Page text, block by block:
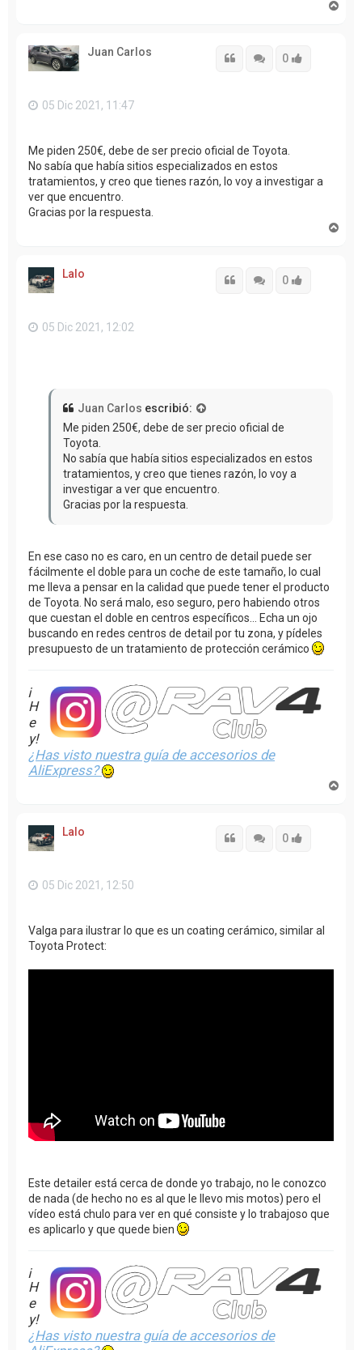
Juan Carlos Citar 0
Citar
05 Dic 2021, 11:47
Me piden 250€, debe de ser precio oficial de Toyota.
No sabía que había sitios especializados en estos
tratamientos, y creo que tienes razón, lo voy a investigar a
ver que encuentro.
Gracias por la respuesta.
Lalo Citar 0
Citar
05 Dic 2021, 12:02
Juan Carlos escribió:
Me piden 250€, debe de ser precio oficial de
Toyota.
No sabía que había sitios especializados en estos
tratamientos, y creo que tienes razón, lo voy a
investigar a ver que encuentro.
Gracias por la respuesta.
En ese caso no es caro, en un centro de detail puede ser
fácilmente el doble para un coche de este tamaño, lo cual
me lleva a pensar en la calidad que puede tener el producto
de Toyota. No será malo, eso seguro, pero habiendo otros
que cuestan el doble en centros específicos... Echa un ojo
buscando en redes centros de detail por tu zona, y pídeles
presupuesto de un tratamiento de protección cerámico
¡
H
e
y!
¿Has visto nuestra guía de accesorios de
AliExpress?
Lalo Citar 0
Citar
05 Dic 2021, 12:50
Valga para ilustrar lo que es un coating cerámico, similar al
Toyota Protect:
Este detailer está cerca de donde yo trabajo, no le conozco
de nada (de hecho no es al que le llevo mis motos) pero el
vídeo está chulo para ver en qué consiste y lo trabajoso que
es aplicarlo y que quede bien
¡
H
e
y!
¿Has visto nuestra guía de accesorios de